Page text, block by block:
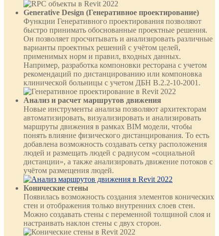
Generative Design (Генеративное проектирование)
Функции Генеративного проектирования позволяют
быстро принимать обоснованные проектные решения.
Он позволяет просчитывать и анализировать различные
варианты проектных решений с учётом целей,
применимых норм и правил, входных данных.
Например, разработка компоновки ресторана с учетом
рекомендаций по дистанцированию или компоновка
клинической больницы с учетом ДБН В.2.2-10-2001.
Анализ и расчет маршрутов движения
Новые инструменты анализа позволяют архитекторам
автоматизировать, визуализировать и анализировать
маршруты движения в рамках BIM модели, чтобы
понять влияние физического дистанцирования. То есть
добавлена возможность создавать сетку расположения
людей и размещать людей с радиусом «социальной
дистанции», а также анализировать движение потоков с
учётом размещения людей.
Конические стены
Появилась возможность создания элементов конических
стен и отображения только внутренних слоев стен.
Можно создавать стены с переменной толщиной слоя и
настраивать наклон стены с двух сторон.